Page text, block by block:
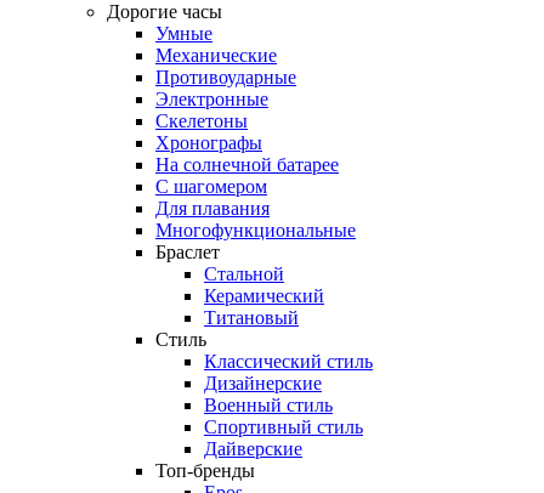
Дорогие часы
Умные
Механические
Противоударные
Электронные
Скелетоны
Хронографы
На солнечной батарее
С шагомером
Для плавания
Многофункциональные
Браслет
Стальной
Керамический
Титановый
Стиль
Классический стиль
Дизайнерские
Военный стиль
Спортивный стиль
Дайверские
Топ-бренды